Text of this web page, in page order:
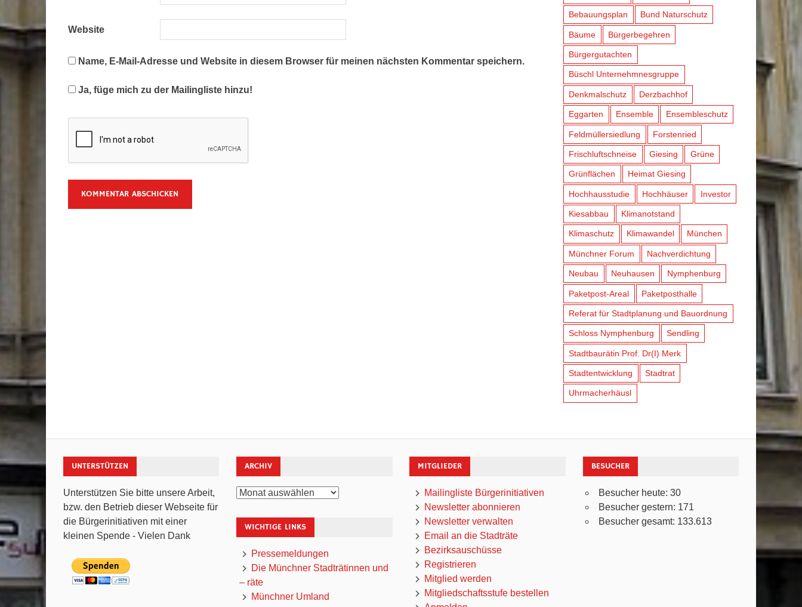
Website
Name, E-Mail-Adresse und Website in diesem Browser für meinen nächsten Kommentar speichern.
Ja, füge mich zu der Mailingliste hinzu!
Bebauungsplan Bund Naturschutz
Bäume Bürgerbegehren
Bürgergutachten
Büschl Unternehmnesgruppe
Denkmalschutz Derzbachhof
Eggarten Ensemble Ensembleschutz
Feldmüllersiedlung Forstenried
Frischluftschneise Giesing Grüne
Grünflächen Heimat Giesing
Hochhausstudie Hochhäuser Investor
Kiesabbau Klimanotstand
Klimaschutz Klimawandel München
Münchner Forum Nachverdichtung
Neubau Neuhausen Nymphenburg
Paketpost-Areal Paketposthalle
Referat für Stadtplanung und Bauordnung
Schloss Nymphenburg Sendling
Stadtbaurätin Prof. Dr(I) Merk
Stadtentwicklung Stadtrat
Uhrmacherhäusl
UNTERSTÜTZEN
Unterstützen Sie bitte unsere Arbeit,
bzw. den Betrieb dieser Webseite für
die Bürgerinitiativen mit einer
kleinen Spende - Vielen Dank
ARCHIV
Archiv
WICHTIGE LINKS
Pressemeldungen
Die Münchner Stadträtinnen und
– räte
Münchner Umland
MITGLIEDER
Mailingliste Bürgerinitiativen
Newsletter abonnieren
Newsletter verwalten
Email an die Stadträte
Bezirksauschüsse
Registrieren
Mitglied werden
Mitgliedschaftsstufe bestellen
BESUCHER
Besucher heute:30
Besucher gestern: 171
Besucher gesamt: 133.613